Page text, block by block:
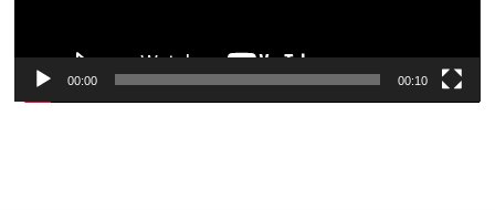
00:00 00:10